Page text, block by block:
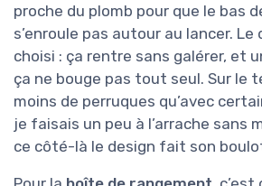
proche du plomb pour que le bas
s’enroule pas autour au lancer.
choisi : ça rentre sans galérer, et
ça ne bouge pas tout seul. Sur le
moins de perruques qu’avec
je faisais un peu à l’arrache sans
ce côté-là le design fait son